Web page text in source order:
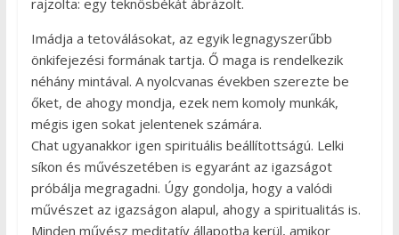
Imádja a tetoválásokat, az egyik legnagyszerűbb
önkifejezési formának tartja. Ő maga is rendelkezik
néhány mintával. A nyolcvanas években szerezte be
őket, de ahogy mondja, ezek nem komoly munkák,
mégis igen sokat jelentenek számára.
Chat ugyanakkor igen spirituális beállítottságú. Lelki
síkon és művészetében is egyaránt az igazságot
próbálja megragadni. Úgy gondolja, hogy a valódi
művészet az igazságon alapul, ahogy a spiritualitás is.
Minden művész meditatív állapotba kerül, amikor